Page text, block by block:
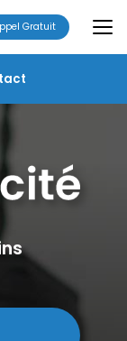
Gratuit